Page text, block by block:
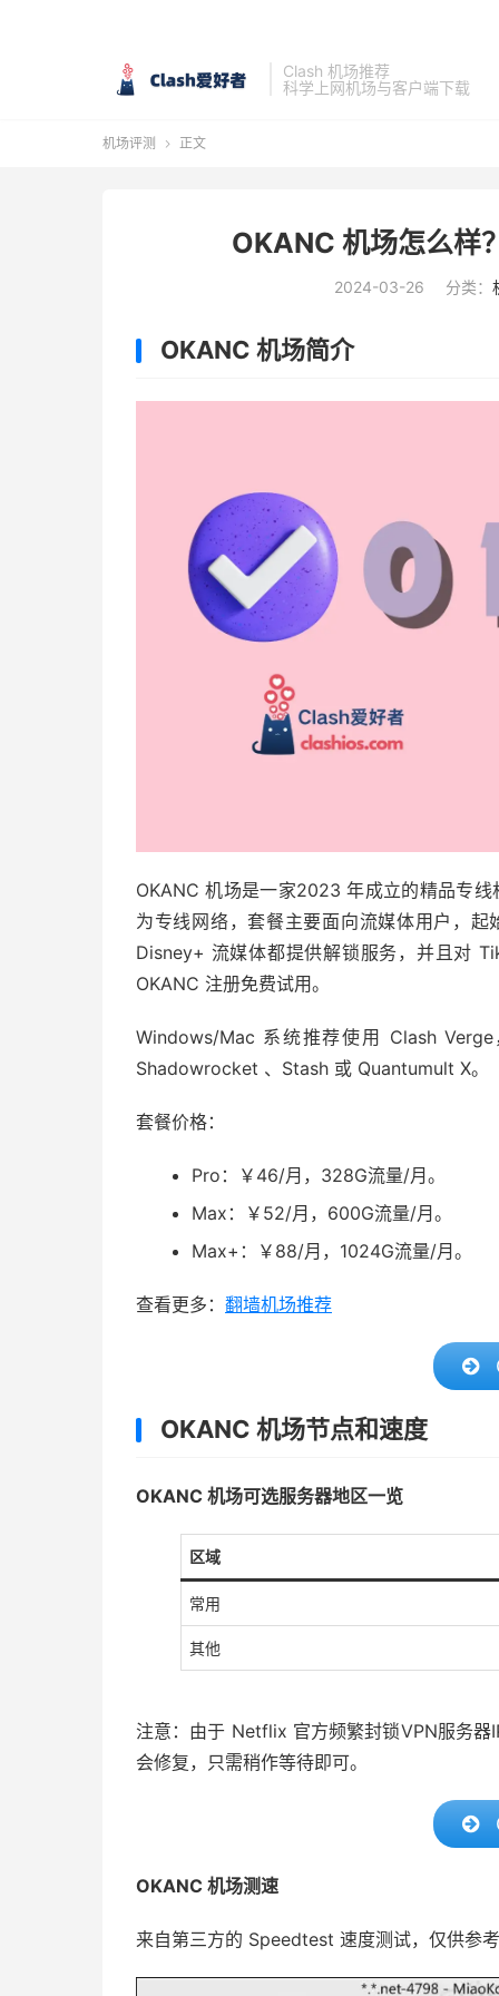
Clash 机场推荐
科学上网机场与客户端下载
机场评测  正文
OKANC 机场怎么样
2024-03-26 分类：
OKANC 机场简介
OKANC 机场是一家2023 年成立的精品专
为专线网络，套餐主要面向流媒体用户，
Disney+ 流媒体都提供解锁服务，并且对
OKANC 注册免费试用。
Windows/Mac 系统推荐使用 Clash
Shadowrocket 、Stash 或 Quantumult X。
套餐价格：
Pro：￥46/月，328G流量/月。
Max：￥52/月，600G流量/月。
Max+：￥88/月，1024G流量/月。
查看更多： 翻墙机场推荐
OKANC 机场节点和速度
OKANC 机场可选服务器地区一览
区域
常用
其他
注意：由于 Netflix 官方频繁封锁VPN服务
会修复，只需稍作等待即可。
OKANC 机场测速
来自第三方的 Speedtest 速度测试，仅供参